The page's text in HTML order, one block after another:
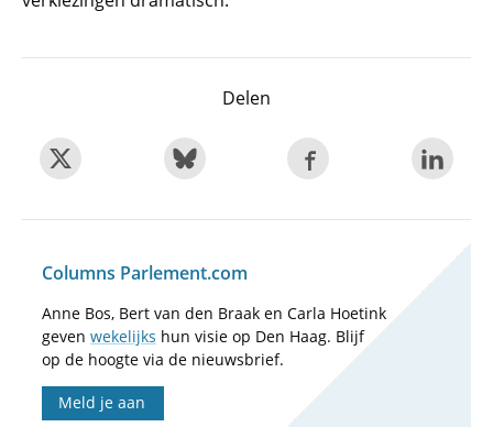
Delen
Columns Parlement.com
Anne Bos, Bert van den Braak en Carla Hoetink
geven wekelijks hun visie op Den Haag. Blijf
op de hoogte via de nieuwsbrief.
Meld je aan